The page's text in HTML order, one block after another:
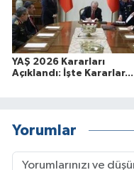
YAŞ 2026 Kararları
Açıklandı: İşte Kararlar...
Yorumlar